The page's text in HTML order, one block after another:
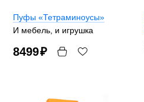
Пуфы «Тетраминоусы»
И мебель, и игрушка
8499₽